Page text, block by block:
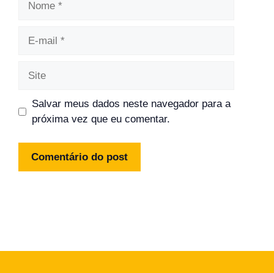
Salvar meus dados neste navegador para a
próxima vez que eu comentar.